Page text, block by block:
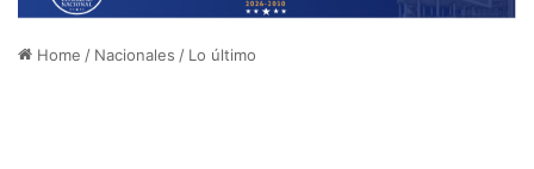
Home / Nacionales / Lo último